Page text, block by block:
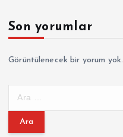
Son yorumlar
Görüntülenecek bir yorum yok.
m